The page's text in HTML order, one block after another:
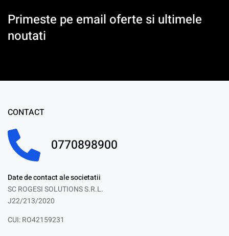
Primeste pe email oferte si ultimele
noutati
CONTACT
0770898900
Date de contact ale societatii
SC ROGESI SOLUTIONS S.R.L.
J22/213/2020
CUI: RO42159231